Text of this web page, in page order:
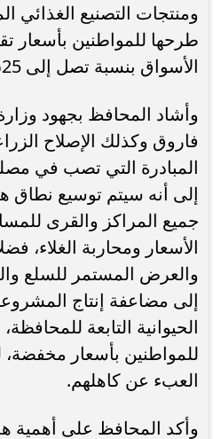
ومنتجات التصنيع الغذائي
طرحها للمواطنين بأسعار
الأسواق بنسبة تصل إلى 25%.
وأشاد المحافظ بجهود وزارة
فاروق وكذلك الإصلاح
المبادرة التي تصب في
إلى أنه سيتم توسيع نطاق
جميع المراكز والقرى
الأسعار ومحاربة الغلاء،
والعرض المستمر للسلع
إلى مضاعفة إنتاج
الحيوانية التابعة
للمواطنين بأسعار
العبء عن كاهلهم.
وأكد المحافظ على أهمية